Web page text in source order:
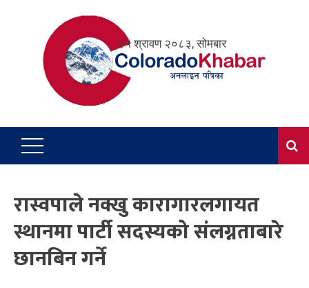
२५ श्रावण २०८३, सोमबार
रास्वपाले नक्खु कारागारलगायत
स्थानमा पार्टी सदस्यको संलग्नताबारे
छानबिन गर्ने